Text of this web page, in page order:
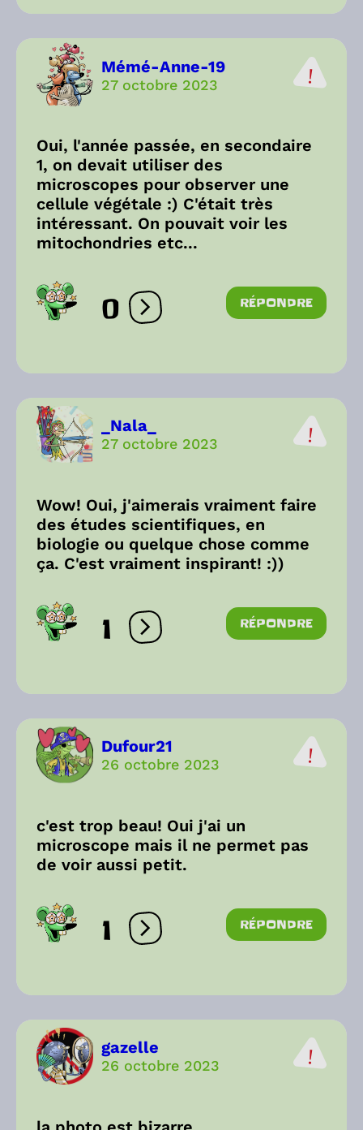
Mémé-Anne-19
27 octobre 2023
Oui, l'année passée, en secondaire
1, on devait utiliser des
microscopes pour observer une
cellule végétale :) C'était très
intéressant. On pouvait voir les
mitochondries etc...
0 Ouvrir les réactions
RÉPONDRE
_Nala_
27 octobre 2023
Wow! Oui, j'aimerais vraiment faire
des études scientifiques, en
biologie ou quelque chose comme
ça. C'est vraiment inspirant! :))
1 Ouvrir les réactions
RÉPONDRE
Dufour21
26 octobre 2023
c'est trop beau! Oui j'ai un
microscope mais il ne permet pas
de voir aussi petit.
1 Ouvrir les réactions
RÉPONDRE
gazelle
26 octobre 2023